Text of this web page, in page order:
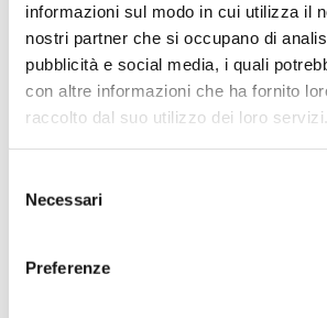
informazioni sul modo in cui utilizza il
nostri partner che si occupano di
pubblicità e social media, i quali
con altre informazioni che ha fornito
raccolto dal suo utilizzo dei loro servizi.
delNecessari
Preferenze
SCOPRI IL PRODOTTO